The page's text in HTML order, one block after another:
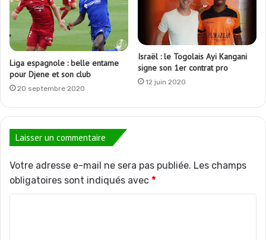
Liga espagnole : belle entame
pour Djene et son club
20 septembre 2020
Israël : le Togolais Ayi Kangani
signe son 1er contrat pro
12 juin 2020
Laisser un commentaire
Votre adresse e-mail ne sera pas publiée. Les champs
obligatoires sont indiqués avec *